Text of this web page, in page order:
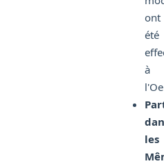
ont
été
à
les